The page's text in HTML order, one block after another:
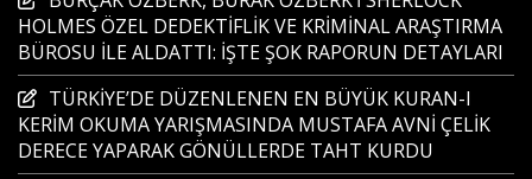
HOLMES ÖZEL DEDEKTİFLİK VE KRİMİNAL ARAŞTIRMA
BÜROSU İLE ALDATTI: İŞTE ŞOK RAPORUN DETAYLARI
TÜRKİYE’DE DÜZENLENEN EN BÜYÜK KURAN-I
KERİM OKUMA YARIŞMASINDA MUSTAFA AVNİ ÇELİK
DERECE YAPARAK GÖNÜLLERDE TAHT KURDU